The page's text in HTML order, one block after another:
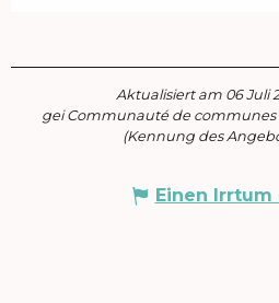
Aktualisiert am 06 Juli
gei Communauté de communes
(Kennung des
Einen Irrtum